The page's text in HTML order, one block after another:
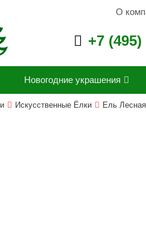
О
+7 (495)
Новогодние украшения
Искусственные Ёлки Ель